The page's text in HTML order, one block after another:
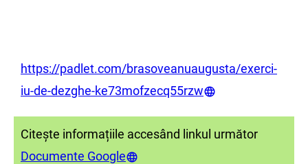
https://padlet.com/brasoveanuaugusta/exerci-
iu-de-dezghe-ke73mofzecq55rzw
Citește informațiile accesând linkul următor
Documente Google